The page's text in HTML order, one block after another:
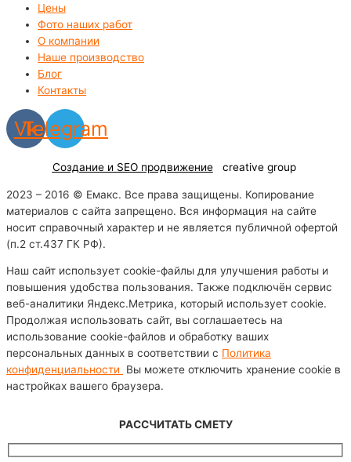
Цены
Фото наших работ
О компании
Наше производство
Блог
Контакты
Vk
Telegram
Создание и SEO продвижение creative group
2023 – 2016 © Емакс. Все права защищены. Копирование
материалов с сайта запрещено. Вся информация на сайте
носит справочный характер и не является публичной офертой
(п.2 ст.437 ГК РФ).
Наш сайт использует cookie-файлы для улучшения работы и
повышения удобства пользования. Также подключён сервис
веб-аналитики Яндекс.Метрика, который использует cookie.
Продолжая использовать сайт, вы соглашаетесь на
использование cookie-файлов и обработку ваших
персональных данных в соответствии с Политика
конфиденциальности
Вы можете отключить хранение cookie в
настройках вашего браузера.
РАССЧИТАТЬ СМЕТУ